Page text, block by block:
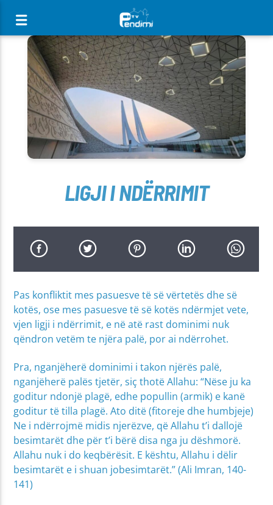
[There are no radio stations in the database]
LIGJI I NDËRRIMIT
Pas konfliktit mes pasuesve të së vërtetës dhe së
kotës, ose mes pasuesve të së kotës ndërmjet vete,
vjen ligji i ndërrimit, e në atë rast dominimi nuk
qëndron vetëm te njëra palë, por ai ndërrohet.
Pra, nganjëherë dominimi i takon njërës palë,
nganjëherë palës tjetër, siç thotë Allahu: “Nëse ju ka
goditur ndonjë plagë, edhe popullin (armik) e kanë
goditur të tilla plagë. Ato ditë (fitoreje dhe humbjeje)
Ne i ndërrojmë midis njerëzve, që Allahu t’i dallojë
besimtarët dhe për t’i bërë disa nga ju dëshmorë.
Allahu nuk i do keqbërësit. E kështu, Allahu i dëlir
besimtarët e i shuan jobesimtarët.” (Ali Imran, 140-
141)